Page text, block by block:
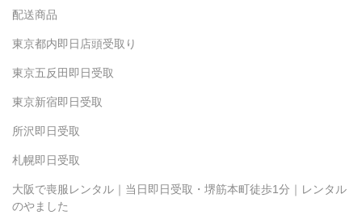
配送商品
東京都内即日店頭受取り
東京五反田即日受取
東京新宿即日受取
所沢即日受取
札幌即日受取
大阪で喪服レンタル｜当日即日受取・堺筋本町徒歩1分｜レンタル
のやました